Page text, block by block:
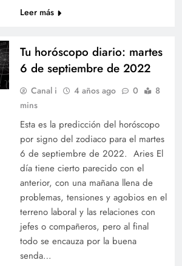
Leer más
Tu horóscopo diario: martes
6 de septiembre de 2022
Canal i 4 años ago 0
8
mins
Esta es la predicción del horóscopo
por signo del zodiaco para el martes
6 de septiembre de 2022. Aries El
día tiene cierto parecido con el
anterior, con una mañana llena de
problemas, tensiones y agobios en el
terreno laboral y las relaciones con
jefes o compañeros, pero al final
todo se encauza por la buena
senda…